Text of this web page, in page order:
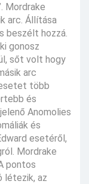
Mordrake
arc. Állítása
beszélt hozzá.
gonosz
sőt volt hogy
arc
több
és
Anomolies
és
esetéről,
Mordrake
pontos
létezik, az